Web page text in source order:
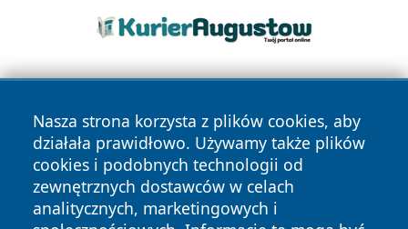
Nasza strona korzysta z plików cookies, aby
działała prawidłowo. Używamy także plików
cookies i podobnych technologii od
zewnętrznych dostawców w celach
analitycznych, marketingowych i
Copyright © 2026 wiadomoscilublin.pl Wszystkie prawa
zastrzeżone.